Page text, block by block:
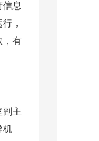
息
，
，有
副主
机